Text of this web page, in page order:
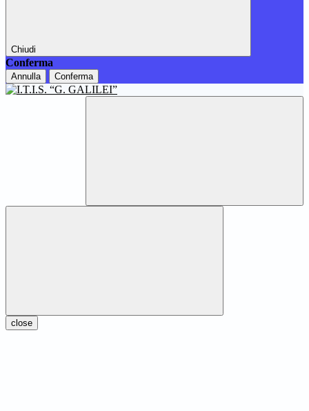
Chiudi
Conferma
Annulla Conferma
close